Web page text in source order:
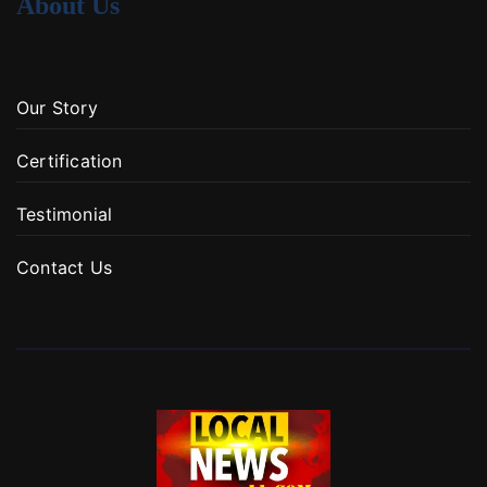
Our Story
Certification
Testimonial
Contact Us